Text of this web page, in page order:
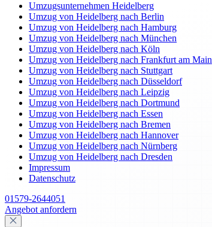
Umzugsunternehmen Heidelberg
Umzug von Heidelberg nach Berlin
Umzug von Heidelberg nach Hamburg
Umzug von Heidelberg nach München
Umzug von Heidelberg nach Köln
Umzug von Heidelberg nach Frankfurt am Main
Umzug von Heidelberg nach Stuttgart
Umzug von Heidelberg nach Düsseldorf
Umzug von Heidelberg nach Leipzig
Umzug von Heidelberg nach Dortmund
Umzug von Heidelberg nach Essen
Umzug von Heidelberg nach Bremen
Umzug von Heidelberg nach Hannover
Umzug von Heidelberg nach Nürnberg
Umzug von Heidelberg nach Dresden
Impressum
Datenschutz
01579-2644051
Angebot anfordern